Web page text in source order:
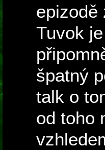
epizodě
Tuvok
špatný
talk o
od toho